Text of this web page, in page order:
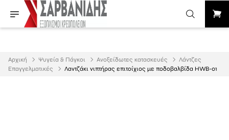
Αρχική Ψυγεία & Πάγκοι Ανοξείδωτες κατασκευές
Λάντζες
Επαγγελματικές
Λαντζάκι νιπτήρας επιτοίχιος με ποδοβαλβίδα HWB-01